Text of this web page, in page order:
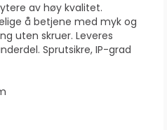
av høy kvalitet.
å betjene med myk og
uten skruer. Leveres
Sprutsikre, IP-grad